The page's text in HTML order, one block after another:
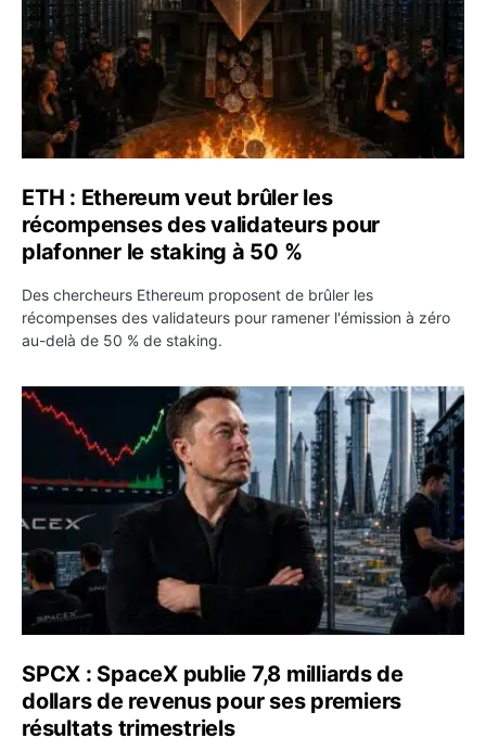
ETH : Ethereum veut brûler les
récompenses des validateurs pour
plafonner le staking à 50 %
Des chercheurs Ethereum proposent de brûler les
récompenses des validateurs pour ramener l'émission à zéro
au-delà de 50 % de staking.
SPCX : SpaceX publie 7,8 milliards de dollars de
SPCX : SpaceX publie 7,8 milliards de
dollars de revenus pour ses premiers
résultats trimestriels